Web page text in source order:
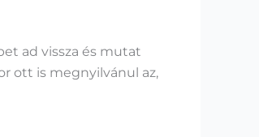
ad vissza és mutat
ott is megnyilvánul az,